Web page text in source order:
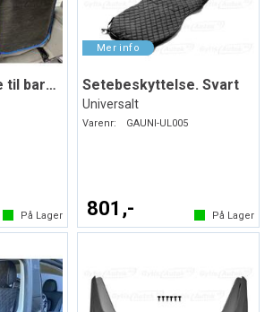
Setebeskyttelse til barneseter. Svart
På Lager
Setebeskyttelse. Svart
Universalt
Varenr: GAUNI-UL005
801,- På Lager